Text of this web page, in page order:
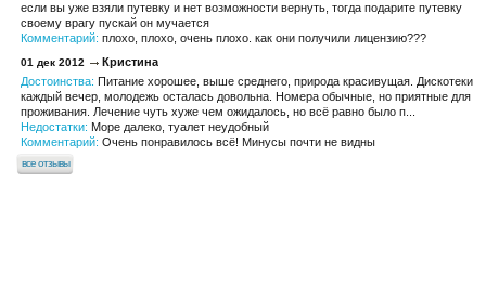
если вы уже взяли путевку и нет возможности вернуть, тогда подарите путевку
своему врагу пускай он мучается
Комментарий: плохо, плохо, очень плохо. как они получили лицензию???
01 дек 2012
Кристина
Достоинства: Питание хорошее, выше среднего, природа красивущая. Дискотеки
каждый вечер, молодежь осталась довольна. Номера обычные, но приятные для
проживания. Лечение чуть хуже чем ожидалось, но всё равно было п...
Недостатки: Море далеко, туалет неудобный
Комментарий: Очень понравилось всё! Минусы почти не видны
все отзывы